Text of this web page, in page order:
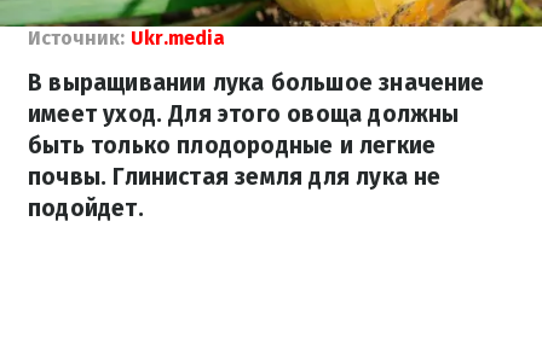
Источник: Ukr.media
В выращивании лука большое значение
имеет уход. Для этого овоща должны
быть только плодородные и легкие
почвы. Глинистая земля для лука не
подойдет.